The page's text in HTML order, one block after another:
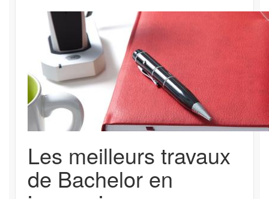
Les meilleurs travaux
de Bachelor en